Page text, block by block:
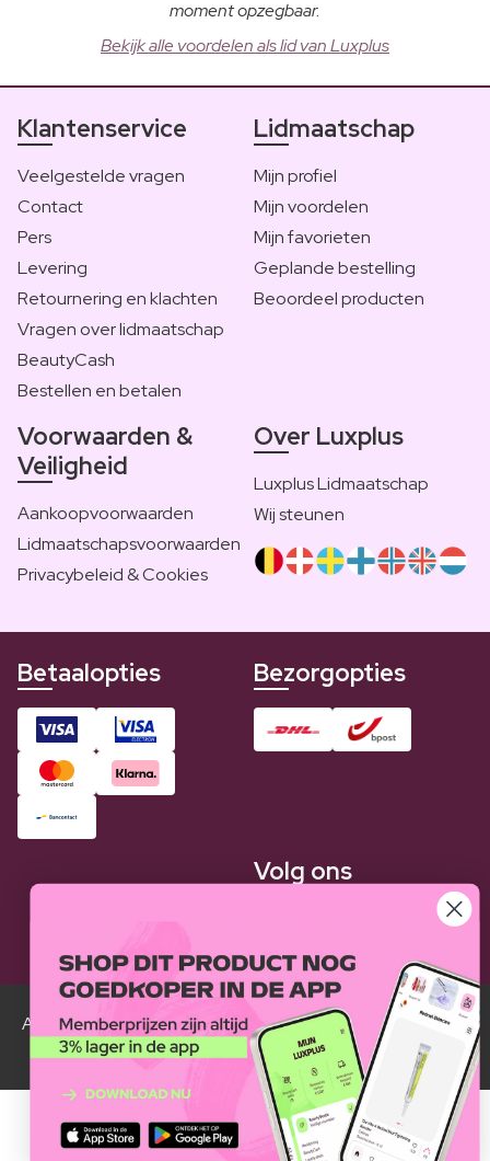
moment opzegbaar.
Bekijk alle voordelen als lid van Luxplus
Klantenservice
Veelgestelde vragen
Contact
Pers
Levering
Retournering en klachten
Vragen over lidmaatschap
BeautyCash
Bestellen en betalen
Lidmaatschap
Mijn profiel
Mijn voordelen
Mijn favorieten
Geplande bestelling
Beoordeel producten
Voorwaarden &
Veiligheid
Aankoopvoorwaarden
Lidmaatschapsvoorwaarden
Privacybeleid & Cookies
Over Luxplus
Luxplus Lidmaatschap
Wij steunen
Betaalopties Bezorgopties
Volg ons
Alle Luxplus ledenprijzen zijn weergegeven in vergelijking
met de normale prijzen.